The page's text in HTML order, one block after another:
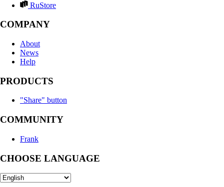
RuStore
COMPANY
About
News
Help
PRODUCTS
"Share" button
COMMUNITY
Frank
CHOOSE LANGUAGE